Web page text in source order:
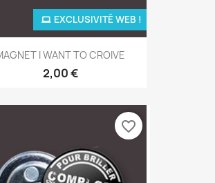
I WANT TO CROIVE
2,00 €
EXCLUSIVITÉ WEB !
favorite_border